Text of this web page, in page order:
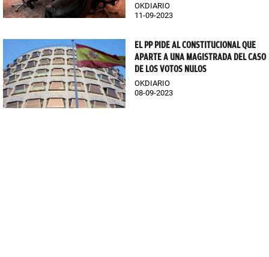
OKDIARIO
11-09-2023
EL PP PIDE AL CONSTITUCIONAL QUE
APARTE A UNA MAGISTRADA DEL CASO
DE LOS VOTOS NULOS
OKDIARIO
08-09-2023